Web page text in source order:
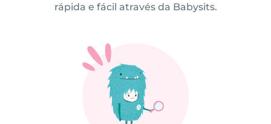
rápida e fácil através da Babysits.